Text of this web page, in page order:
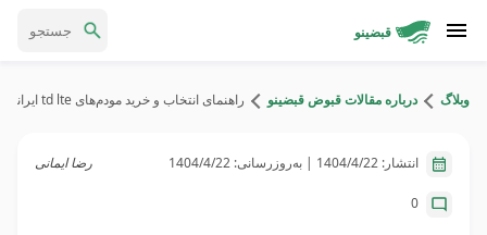
قبضینو
وبلاگ درباره مقالات قبوض قبضینو راهنمای انتخاب و خرید مودم‌های td lte ایرانسل
انتشار: 1404/4/22 | به‌روزرسانی: 1404/4/22 رضا ایمانی